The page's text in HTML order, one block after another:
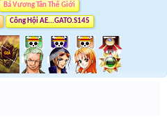
Bá Vương Tân Thế Giới
Công Hội AE...GATO.S145